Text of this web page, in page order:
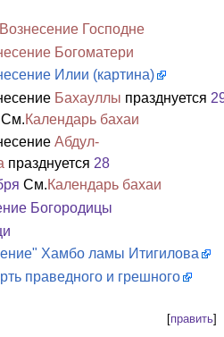
Вознесение Господне
Богоматери
Илии (картина)
Бахауллы празднуется
См.Календарь бахаи
Абдул-
празднуется 28
См.Календарь бахаи
Богородицы
Хамбо ламы Итигилова
праведного и грешного
[править]